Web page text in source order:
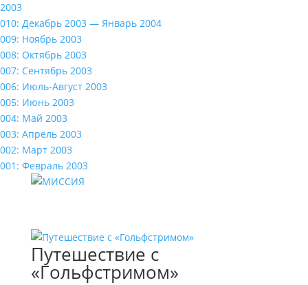
2003
010: Декабрь 2003 — Январь 2004
009: Ноябрь 2003
008: Октябрь 2003
007: Сентябрь 2003
006: Июль-Август 2003
005: Июнь 2003
004: Май 2003
003: Апрель 2003
002: Март 2003
001: Февраль 2003
Путешествие с
«Гольфстримом»